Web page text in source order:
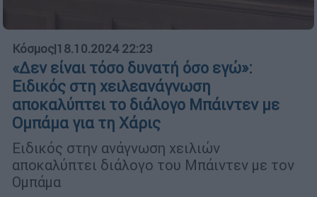
Κόσμος|18.10.2024 22:23
«Δεν είναι τόσο δυνατή όσο εγώ»:
Ειδικός στη χειλεανάγνωση
αποκαλύπτει το διάλογο Μπάιντεν με
Ομπάμα για τη Χάρις
Ειδικός στην ανάγνωση χειλιών
αποκαλύπτει διάλογο του Μπάιντεν με τον
Ομπάμα